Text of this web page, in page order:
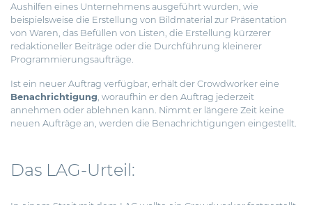
Aushilfen eines Unternehmens ausgeführt wurden, wie
beispielsweise die Erstellung von Bildmaterial zur Präsentation
von Waren, das Befüllen von Listen, die Erstellung kürzerer
redaktioneller Beiträge oder die Durchführung kleinerer
Programmierungsaufträge.
Ist ein neuer Auftrag verfügbar, erhält der Crowdworker eine
Benachrichtigung , woraufhin er den Auftrag jederzeit
annehmen oder ablehnen kann. Nimmt er längere Zeit keine
neuen Aufträge an, werden die Benachrichtigungen eingestellt.
Das LAG-Urteil: